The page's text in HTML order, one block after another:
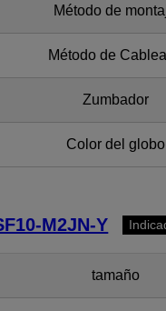
Método de
Método de
Zumbador
Color del globo
M2JN-Y
tamaño